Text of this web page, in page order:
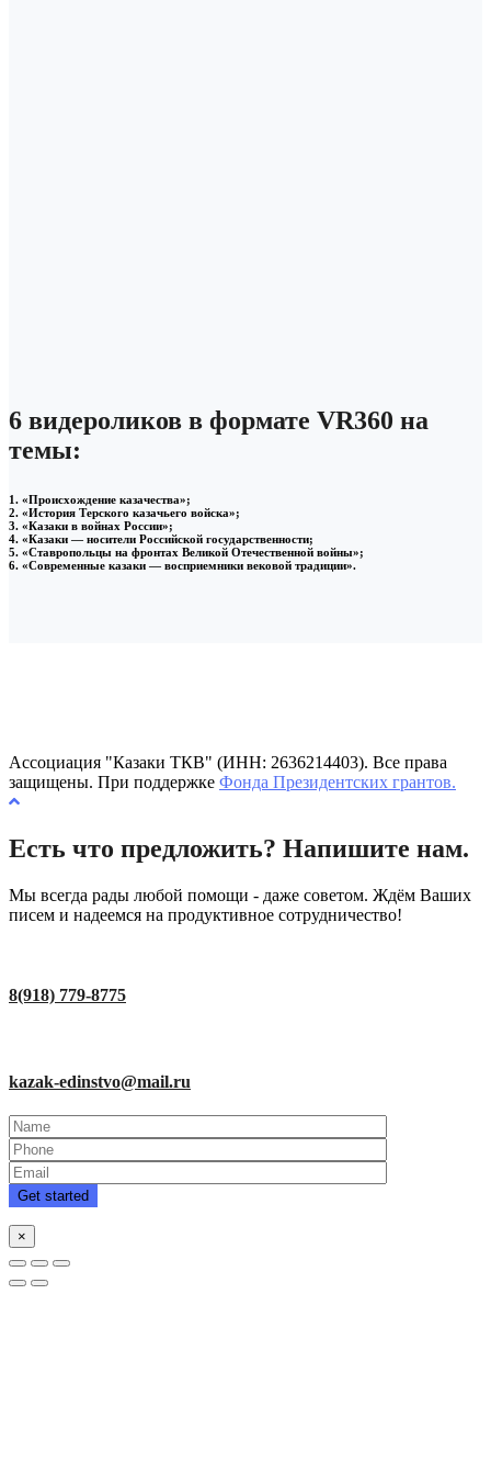
6 видероликов в формате VR360 на
темы:
1. «Происхождение казачества»;
2. «История Терского казачьего войска»;
3. «Казаки в войнах России»;
4. «Казаки — носители Российской государственности;
5. «Ставропольцы на фронтах Великой Отечественной войны»;
6. «Современные казаки — восприемники вековой традиции».
Ассоциация "Казаки ТКВ" (ИНН: 2636214403). Все права
защищены. При поддержке Фонда Президентских грантов.
Есть что предложить? Напишите нам.
Мы всегда рады любой помощи - даже советом. Ждём Ваших
писем и надеемся на продуктивное сотрудничество!
8(918) 779-8775
kazak-edinstvo@mail.ru
×